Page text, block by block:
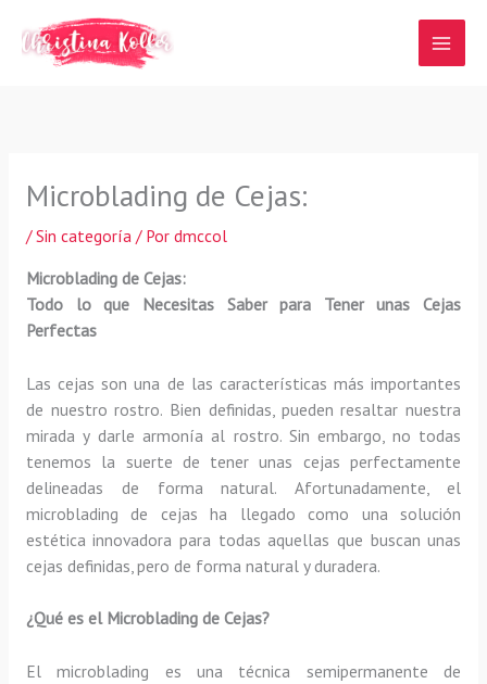
contenido
Microblading de Cejas:
/Sin categoría/ Por dmccol
Microblading de Cejas:
Todo lo que Necesitas Saber para Tener unas Cejas
Perfectas
Las cejas son una de las características más importantes
de nuestro rostro. Bien definidas, pueden resaltar nuestra
mirada y darle armonía al rostro. Sin embargo, no todas
tenemos la suerte de tener unas cejas perfectamente
delineadas de forma natural. Afortunadamente, el
microblading de cejas ha llegado como una solución
estética innovadora para todas aquellas que buscan unas
cejas definidas, pero de forma natural y duradera.
¿Qué es el Microblading de Cejas?
El microblading es una técnica semipermanente de